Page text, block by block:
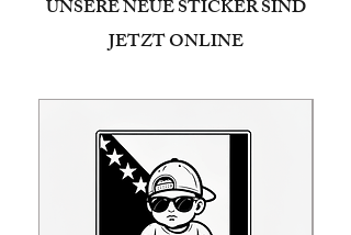
UNSERE NEUE STICKER SIND
JETZT ONLINE